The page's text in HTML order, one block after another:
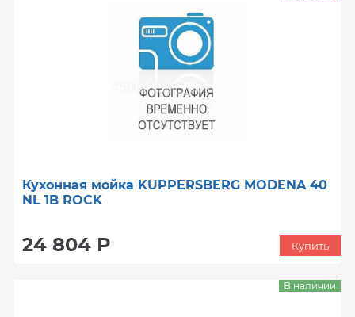
Кухонная мойка KUPPERSBERG MODENA 40
NL 1B ROCK
24 804 Р Купить
В наличии